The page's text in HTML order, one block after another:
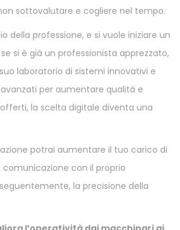
sottovalutare e cogliere nel tempo.
della professione, e si vuole iniziare un
si è già un professionista apprezzato,
laboratorio di sistemi innovativi e
per aumentare qualità e
la scelta digitale diventa una
potrai aumentare il tuo carico di
comunicazione con il proprio
la precisione della